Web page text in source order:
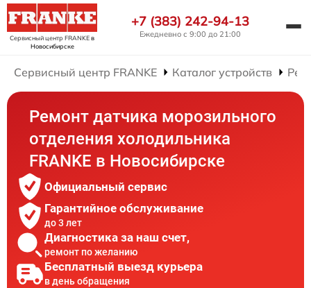
Сервисный центр FRANKEв
Новосибирске
+7 (383) 242-94-13
Ежедневно с 9:00 до 21:00
Сервисный центр FRANKE Каталог устройств
Ремонт датчика морозильного
отделения холодильника
FRANKE в Новосибирске
Официальный сервис
Гарантийное обслуживание
до 3 лет
Диагностика за наш счет,
ремонт по желанию
Бесплатный выезд курьера
в день обращения